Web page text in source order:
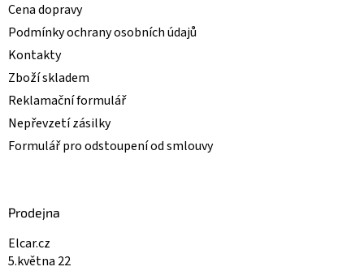
Cena dopravy
Podmínky ochrany osobních údajů
Kontakty
Zboží skladem
Reklamační formulář
Nepřevzetí zásilky
Formulář pro odstoupení od smlouvy
Prodejna
Elcar.cz
5.května 22